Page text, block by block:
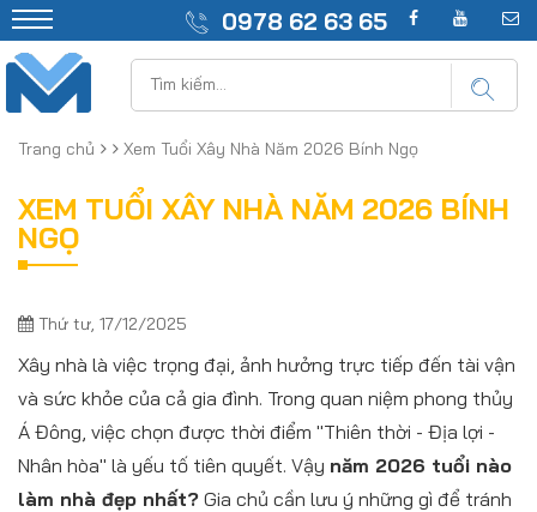
0978 62 63 65
Trang chủ Xem Tuổi Xây Nhà Năm 2026 Bính Ngọ
XEM TUỔI XÂY NHÀ NĂM 2026 BÍNH
NGỌ
Thứ tư, 17/12/2025
Xây nhà là việc trọng đại, ảnh hưởng trực tiếp đến tài vận
và sức khỏe của cả gia đình. Trong quan niệm phong thủy
Á Đông, việc chọn được thời điểm "Thiên thời - Địa lợi -
Nhân hòa" là yếu tố tiên quyết. Vậy năm 2026 tuổi nào
làm nhà đẹp nhất? Gia chủ cần lưu ý những gì để tránh